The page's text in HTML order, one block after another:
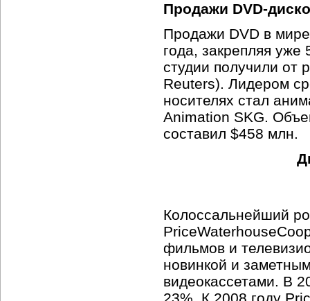
Продажи DVD-
Продажи DVD в
года, закрепляя
студии получили от
Reuters). Лидером
носителях стал
Animation SKG.
составил $458 млн.
Колоссальнейший
фильмов и
новинкой и
видеокассетами. В